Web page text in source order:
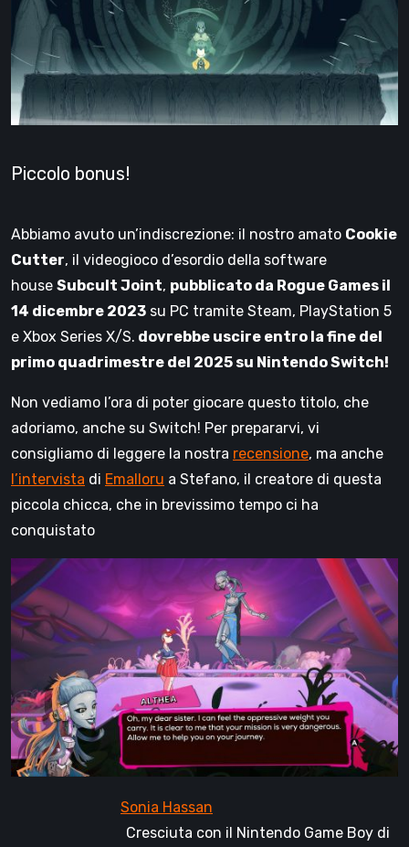
Piccolo bonus!
Abbiamo avuto un’indiscrezione: il nostro amato Cookie
Cutter, il videogioco d’esordio della software
house Subcult Joint, pubblicato da Rogue Games il
14 dicembre 2023 su PC tramite Steam, PlayStation 5
e Xbox Series X/S. dovrebbe uscire entro la fine del
primo quadrimestre del 2025 su Nintendo Switch!
Non vediamo l’ora di poter giocare questo titolo, che
adoriamo, anche su Switch! Per prepararvi, vi
consigliamo di leggere la nostra recensione, ma anche
l’intervista di Emalloru a Stefano, il creatore di questa
piccola chicca, che in brevissimo tempo ci ha
conquistato
Cresciuta con il Nintendo Game Boy di